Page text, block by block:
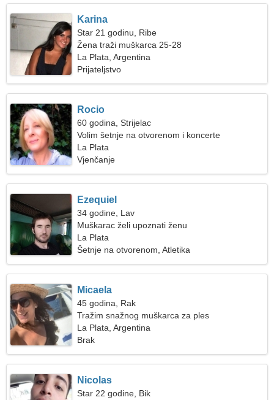
Karina
Star 21 godinu, Ribe
Žena traži muškarca 25-28
La Plata, Argentina
Prijateljstvo
Rocio
60 godina, Strijelac
Volim šetnje na otvorenom i koncerte
La Plata
Vjenčanje
Ezequiel
34 godine, Lav
Muškarac želi upoznati ženu
La Plata
Šetnje na otvorenom, Atletika
Micaela
45 godina, Rak
Tražim snažnog muškarca za ples
La Plata, Argentina
Brak
Nicolas
Star 22 godine, Bik